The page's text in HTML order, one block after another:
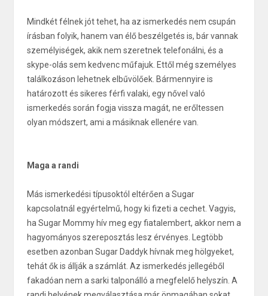
Mindkét félnek jót tehet, ha az ismerkedés nem csupán
írásban folyik, hanem van élő beszélgetés is, bár vannak
személyiségek, akik nem szeretnek telefonálni, és a
skype-olás sem kedvenc műfajuk. Ettől még személyes
találkozáson lehetnek elbűvölőek. Bármennyire is
határozott és sikeres férfi valaki, egy nővel való
ismerkedés során fogja vissza magát, ne erőltessen
olyan módszert, ami a másiknak ellenére van.
Maga a randi
Más ismerkedési típusoktól eltérően a Sugar
kapcsolatnál egyértelmű, hogy ki fizeti a cechet. Vagyis,
ha Sugar Mommy hív meg egy fiatalembert, akkor nem a
hagyományos szereposztás lesz érvényes. Legtöbb
esetben azonban Sugar Daddyk hívnak meg hölgyeket,
tehát ők is állják a számlát. Az ismerkedés jellegéből
fakadóan nem a sarki talponálló a megfelelő helyszín. A